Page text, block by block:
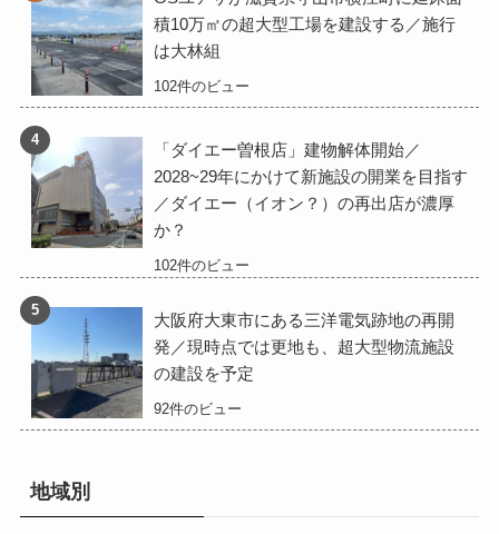
積10万㎡の超大型工場を建設する／施行
は大林組
102件のビュー
「ダイエー曽根店」建物解体開始／
2028~29年にかけて新施設の開業を目指す
／ダイエー（イオン？）の再出店が濃厚
か？
102件のビュー
大阪府大東市にある三洋電気跡地の再開
発／現時点では更地も、超大型物流施設
の建設を予定
92件のビュー
地域別